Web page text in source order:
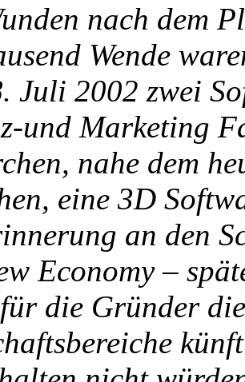
nach dem
Wende
Juli 2002 zwei
und Marketing
nahe dem
eine 3D
an den
Economy –
die Gründer